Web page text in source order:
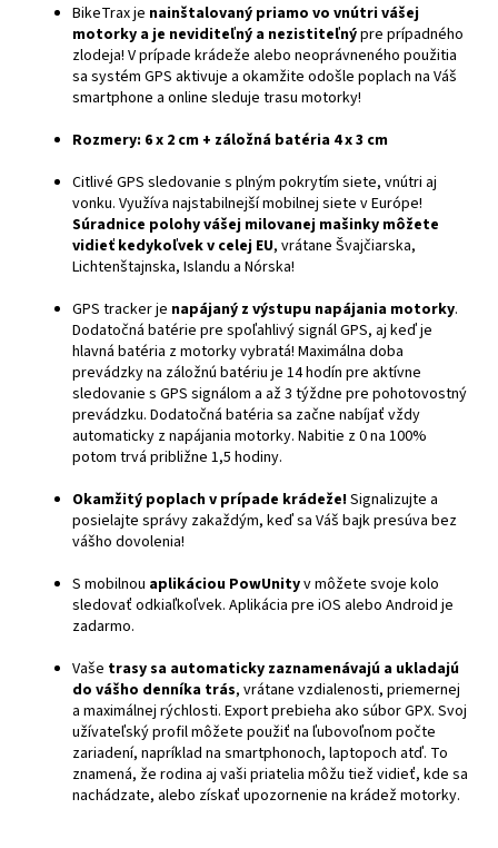
BikeTrax je nainštalovaný priamo vo vnútri vášej
motorky a je neviditeľný a nezistiteľnýpre prípadného
zlodeja! V prípade krádeže alebo neoprávneného použitia
sa systém GPS aktivuje a okamžite odošle poplach na Váš
smartphone a online sleduje trasu motorky!
Rozmery: 6 x 2 cm + záložná batéria 4 x 3 cm
Citlivé GPS sledovanie s plným pokrytím siete, vnútri aj
vonku. Využíva najstabilnejší mobilnej siete v Európe!
Súradnice polohy vášej milovanej mašinky môžete
vidieť kedykoľvek v celej EU, vrátane Švajčiarska,
Lichtenštajnska, Islandu a Nórska!
GPS tracker je napájaný z výstupu napájania motorky.
Dodatočná batérie pre spoľahlivý signál GPS, aj keď je
hlavná batéria z motorky vybratá! Maximálna doba
prevádzky na záložnú batériu je 14 hodín pre aktívne
sledovanie s GPS signálom a až 3 týždne pre pohotovostný
prevádzku. Dodatočná batéria sa začne nabíjať vždy
automaticky z napájania motorky. Nabitie z 0 na 100%
potom trvá približne 1,5 hodiny.
Okamžitý poplach v prípade krádeže!Signalizujte a
posielajte správy zakaždým, keď sa Váš bajk presúva bez
vášho dovolenia!
S mobilnou aplikáciou PowUnityv môžete svoje kolo
sledovať odkiaľkoľvek. Aplikácia pre iOS alebo Android je
zadarmo.
Vaše trasy sa automaticky zaznamenávajú a ukladajú
do vášho denníka trás, vrátane vzdialenosti, priemernej
a maximálnej rýchlosti. Export prebieha ako súbor GPX. Svoj
užívateľský profil môžete použiť na ľubovoľnom počte
zariadení, napríklad na smartphonoch, laptopoch atď. To
znamená, že rodina aj vaši priatelia môžu tiež vidieť, kde sa
nachádzate, alebo získať upozornenie na krádež motorky.